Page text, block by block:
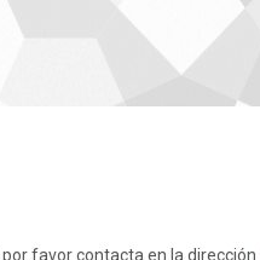
favor contacta en la dirección